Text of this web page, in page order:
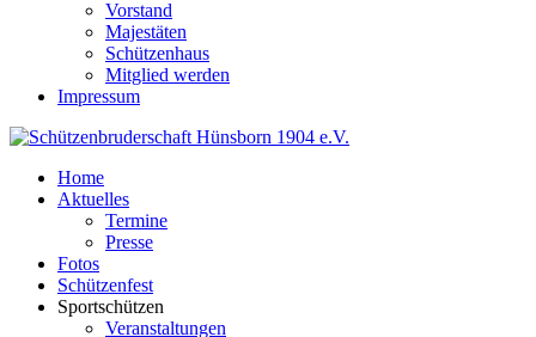
Vorstand
Majestäten
Schützenhaus
Mitglied werden
Impressum
Home
Aktuelles
Termine
Presse
Fotos
Schützenfest
Sportschützen
Veranstaltungen